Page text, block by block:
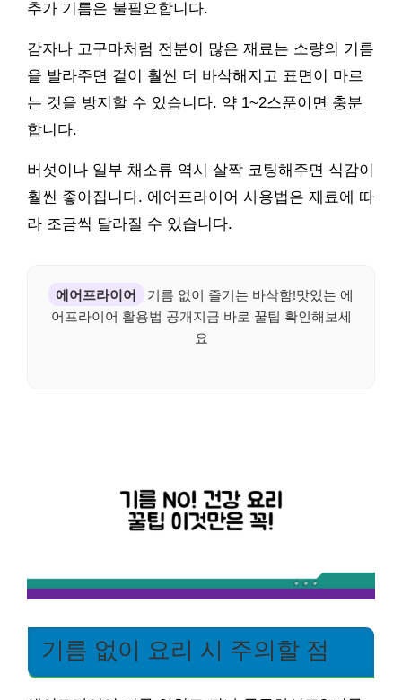
추가 기름은 불필요합니다.
감자나 고구마처럼 전분이 많은 재료는 소량의 기름
을 발라주면 겉이 훨씬 더 바삭해지고 표면이 마르
는 것을 방지할 수 있습니다. 약 1~2스푼이면 충분
합니다.
버섯이나 일부 채소류 역시 살짝 코팅해주면 식감이
훨씬 좋아집니다. 에어프라이어 사용법은 재료에 따
라 조금씩 달라질 수 있습니다.
에어프라이어
기름 없이 즐기는 바삭함!맛있는 에
어프라이어 활용법 공개지금 바로 꿀팁 확인해보세
요
기름 없이 요리 시 주의할 점